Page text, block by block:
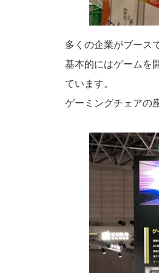
多くの企業がブース
基本的にはゲームを
ています。
ゲーミングチェアの